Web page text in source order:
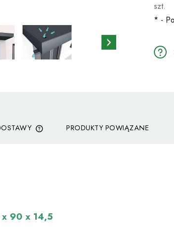
szt.
* -
PRODUKTY POWIĄZANE
x 90 x 14,5